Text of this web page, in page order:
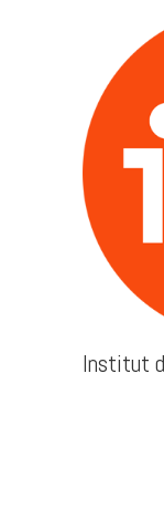
Institut